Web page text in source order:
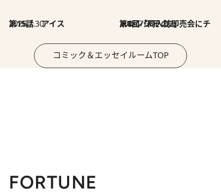
2026.7.30
第15話 アイス 2026.7.30
第8回「同人誌即売会にチャレンジ その2」
コミック＆エッセイルームTOP
FORTUNE